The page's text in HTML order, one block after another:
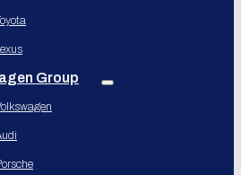
Group